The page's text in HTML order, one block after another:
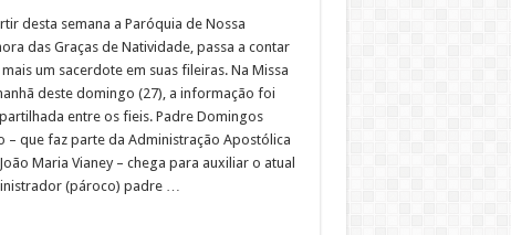
desta semana a Paróquia de Nossa
das Graças de Natividade, passa a contar
um sacerdote em suas fileiras. Na Missa
deste domingo (27), a informação foi
entre os fieis. Padre Domingos
– que faz parte da Administração Apostólica
Maria Vianey – chega para auxiliar o atual
(pároco) padre …